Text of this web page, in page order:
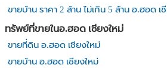
ขายบ้าน ราคา 2 ล้าน ไม่เกิน 5 ล้าน อ.ฮอด เ
ทรัพย์ที่ขายในอ.ฮอด เชียงใหม่
ขายที่ดิน อ.ฮอด เชียงใหม่
ขายบ้าน อ.ฮอด เชียงใหม่